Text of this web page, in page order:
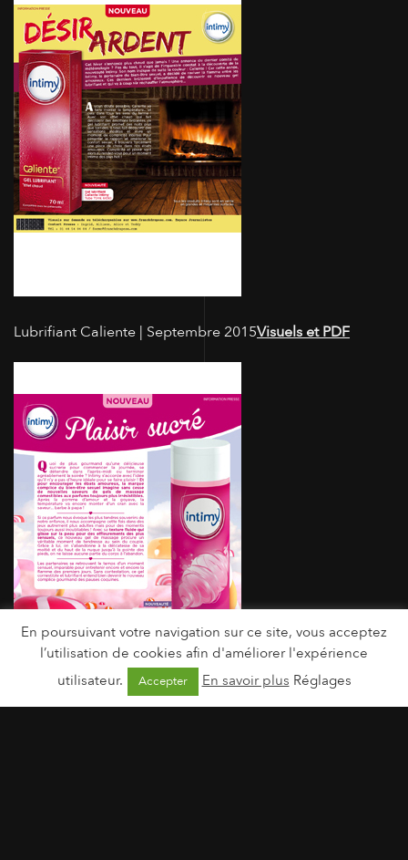
Lubrifiant Caliente | Septembre 2015Visuels et PDF
En poursuivant votre navigation sur ce site, vous acceptez
l’utilisation de cookies afin d'améliorer l'expérience
utilisateur.
Accepter En savoir plus Réglages